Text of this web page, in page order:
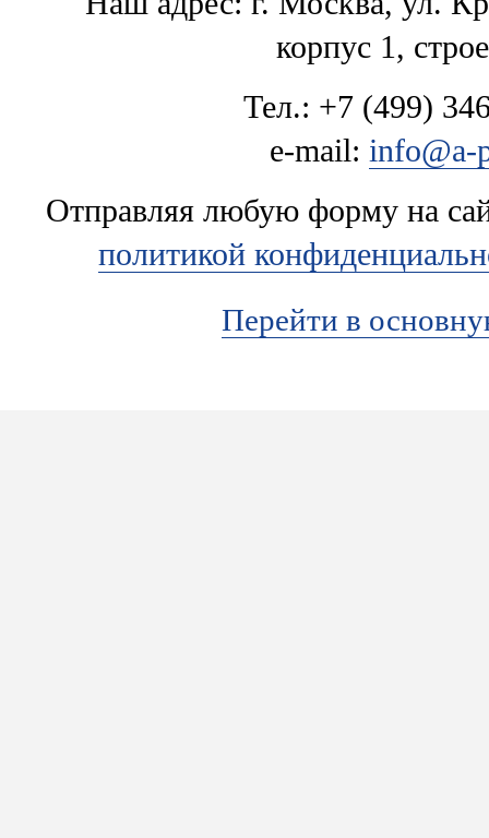
корпус 1,
Тел.: +7 (499)
e-mail: info@a-
Отправляя любую форму на
политикой
Перейти в